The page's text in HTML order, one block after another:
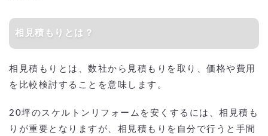
相見積もりとは？
相見積もりとは、数社から見積もりを取り、価格や費用
を比較検討することを意味します。
20坪のスケルトンリフォームを安くするには、相見積も
りが重要となりますが、相見積もりを自分で行うと手間